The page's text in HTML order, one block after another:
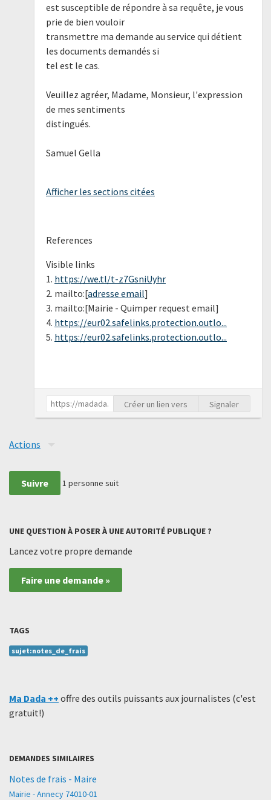
est susceptible de répondre à sa requête, je vous
prie de bien vouloir
transmettre ma demande au service qui détient
les documents demandés si
tel est le cas.
Veuillez agréer, Madame, Monsieur, l'expression
de mes sentiments
distingués.
Samuel Gella
Afficher les sections citées
References
Visible links
1. https://we.tl/t-z7GsniUyhr
2. mailto:[adresse email]
3. mailto:[Mairie - Quimper request email]
4. https://eur02.safelinks.protection.outlo...
5. https://eur02.safelinks.protection.outlo...
Créer un lien vers Signaler
Actions
Suivre 1 personne suit
UNE QUESTION À POSER À UNE AUTORITÉ PUBLIQUE ?
Lancez votre propre demande
Faire une demande »
TAGS
sujet:notes_de_frais
Ma Dada ++ offre des outils puissants aux journalistes (c'est
gratuit!)
DEMANDES SIMILAIRES
Notes de frais - Maire
Mairie - Annecy 74010-01